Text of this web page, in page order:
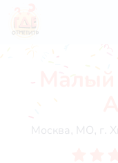
Москва, МО, г.